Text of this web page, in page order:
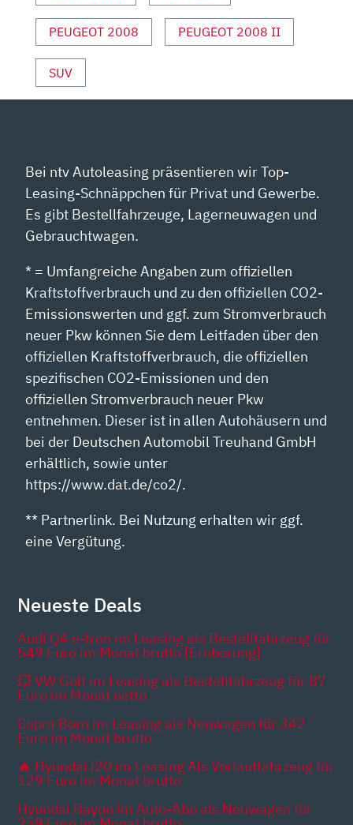
PEUGEOT 2008 PEUGEOT 2008 II
SUV
Bei ntv Autoleasing präsentieren wir Top-
Leasing-Schnäppchen für Privat und Gewerbe.
Es gibt Bestellfahrzeuge, Lagerneuwagen und
Gebrauchtwagen.
* = Umfangreiche Angaben zum offiziellen
Kraftstoffverbrauch und zu den offiziellen CO2-
Emissionswerten und ggf. zum Stromverbrauch
neuer Pkw können Sie dem Leitfaden über den
offiziellen Kraftstoffverbrauch, die offiziellen
spezifischen CO2-Emissionen und den
offiziellen Stromverbrauch neuer Pkw
entnehmen. Dieser ist in allen Autohäusern und
bei der Deutschen Automobil Treuhand GmbH
erhältlich, sowie unter
https://www.dat.de/co2/.
** Partnerlink. Bei Nutzung erhalten wir ggf.
eine Vergütung.
Neueste Deals
Audi Q4 e-tron im Leasing als Bestellfahrzeug für
549 Euro im Monat brutto [Eroberung]
💥 VW Golf im Leasing als Bestellfahrzeug für 87
Euro im Monat netto
Cupra Born im Leasing als Neuwagen für 342
Euro im Monat brutto
🔥 Hyundai i20 im Leasing Als Vorlauffahrzeug für
129 Euro im Monat brutto
Hyundai Bayon im Auto-Abo als Neuwagen für